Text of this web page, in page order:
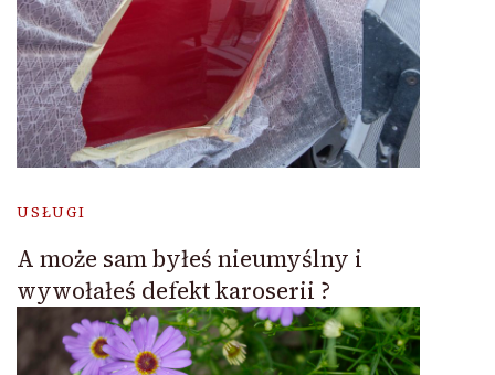
USŁUGI
A może sam byłeś nieumyślny i
wywołałeś defekt karoserii ?